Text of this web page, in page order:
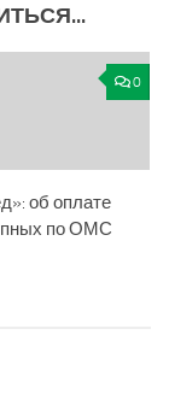
0
об оплате
по ОМС